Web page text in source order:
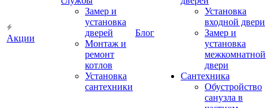
Акции
Замер и
установка
дверей
Монтаж и
ремонт
котлов
Установка
сантехники
Блог
Установка
входной двери
Замер и
установка
межкомнатной
двери
Сантехника
Обустройство
санузла в